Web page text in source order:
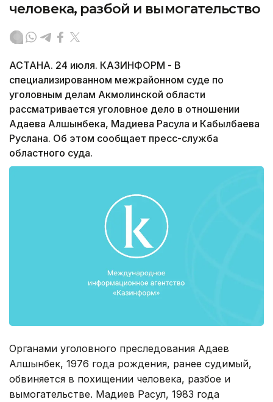
человека, разбой и вымогательство
АСТАНА. 24 июля. КАЗИНФОРМ - В
специализированном межрайонном суде по
уголовным делам Акмолинской области
рассматривается уголовное дело в отношении
Адаева Алшынбека, Мадиева Расула и Кабылбаева
Руслана. Об этом сообщает пресс-служба
областного суда.
Органами уголовного преследования Адаев
Алшынбек, 1976 года рождения, ранее судимый,
обвиняется в похищении человека, разбое и
вымогательстве. Мадиев Расул, 1983 года